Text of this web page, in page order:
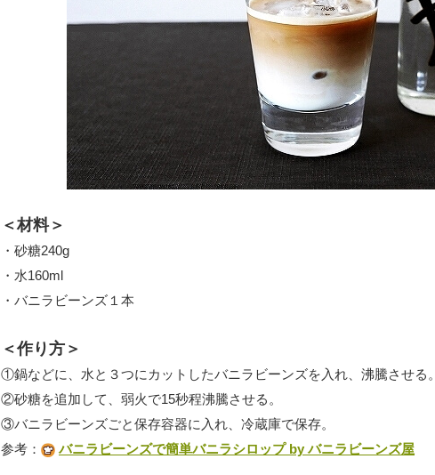
＜材料＞
・砂糖240g
・水160ml
・バニラビーンズ１本
＜作り方＞
①鍋などに、水と３つにカットしたバニラビーンズを入れ、沸騰させる。
②砂糖を追加して、弱火で15秒程沸騰させる。
③バニラビーンズごと保存容器に入れ、冷蔵庫で保存。
参考：
バニラビーンズで簡単バニラシロップ by バニラビーンズ屋